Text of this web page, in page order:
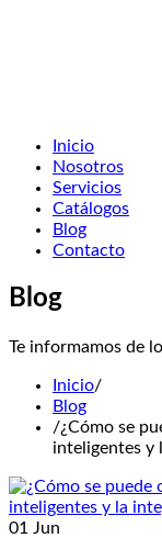
Inicio
Nosotros
Servicios
Catálogos
Blog
Contacto
Blog
Te informamos de
Inicio/
Blog
/¿Cómo se
inteligentes y
01 Jun